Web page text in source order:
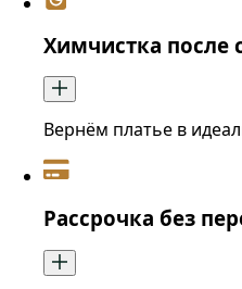
Химчистка после
Вернём платье в
Рассрочка без